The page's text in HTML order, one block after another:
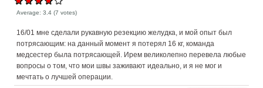
Average:3.4 (7 votes)
16/01 мне сделали рукавную резекцию желудка, и мой опыт был
потрясающим: на данный момент я потерял 16 кг, команда
медсестер была потрясающей. Ирем великолепно перевела любые
вопросы о том, что мои швы заживают идеально, и я не мог и
мечтать о лучшей операции.